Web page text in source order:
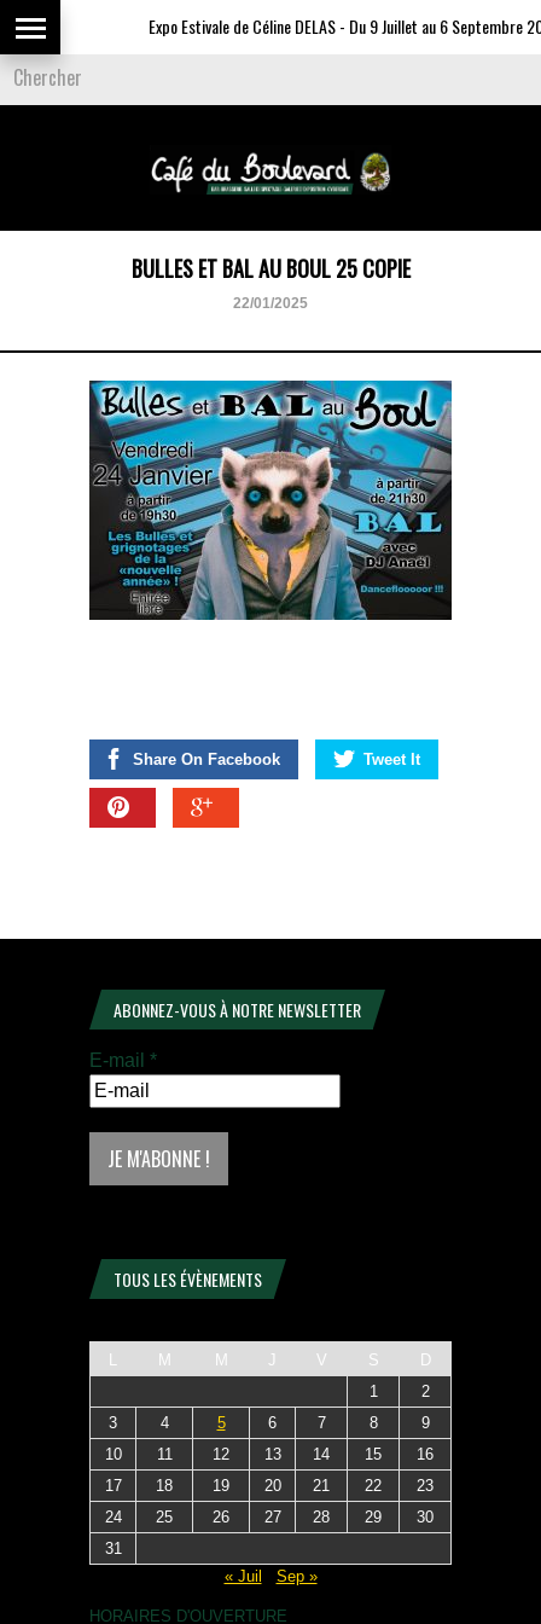
Expo Estivale de Céline DELAS - Du 9 Juillet au 6 Septembre
BULLES ET BAL AU BOUL 25 COPIE
22/01/2025
Share On Facebook Tweet It
ABONNEZ-VOUS À NOTRE NEWSLETTER
E-mail *
TOUS LES ÉVÈNEMENTS
L M M J V S
D
1
2
3
4 5 6 7 8
9
10
11 12 13 14 15
16
17
18 19 20 21 22
23
24
25 26 27 28 29
30
31
« Juil
Sep »
HORAIRES D'OUVERTURE